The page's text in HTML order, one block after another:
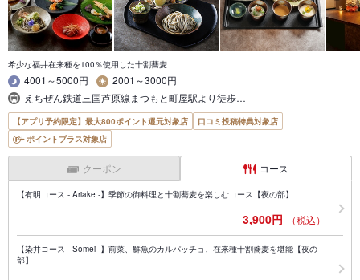
希少な福井在来種を100％使用した十割蕎麦
4001～5000円
2001～3000円
えちぜん鉄道三国芦原線まつもと町屋駅より徒歩…
【アプリ予約限定】最大800ポイント還元対象店
口コミ投稿特典対象店
ポイントプラス対象店
クーポン コース
【有明コース - Ariake -】季節の御料理と十割蕎麦を楽しむコース【夜の部】
3,900円 （税込）
【染井コース - Somei -】前菜、鮮魚のカルパッチョ、在来種十割蕎麦を堪能【夜の
部】